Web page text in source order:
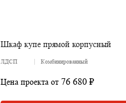
Шкаф купе прямой корпусный
ЛДСП Комбинированный
Цена проекта от 76 680 ₽